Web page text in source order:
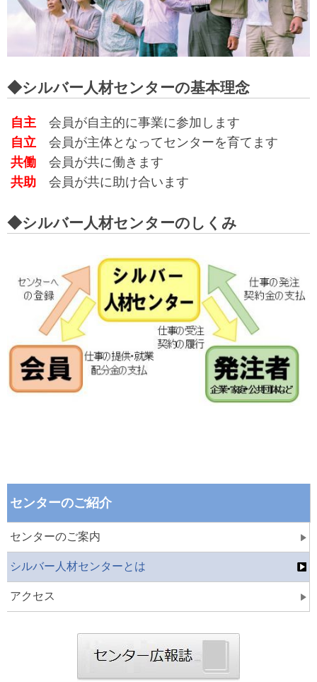
◆シルバー人材センターの基本理念
自主 会員が自主的に事業に参加します
自立 会員が主体となってセンターを育てます
共働 会員が共に働きます
共助 会員が共に助け合います
◆シルバー人材センターのしくみ
センターのご紹介
センターのご案内
シルバー人材センターとは
アクセス